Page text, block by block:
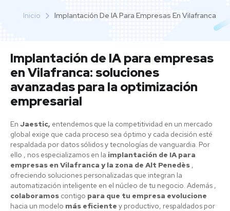
Inicio Implantación De IA Para Empresas En Vilafranca
Implantación de IA para empresas
en Vilafranca: soluciones
avanzadas para la optimización
empresarial
En Jaestic, entendemos que la competitividad en un mercado
global exige que cada proceso sea óptimo y cada decisión esté
respaldada por datos sólidos y tecnologías de vanguardia. Por
ello , nos especializamos en la implantación de IA para
empresas en Vilafranca y la zona de Alt Penedès ,
ofreciendo soluciones personalizadas que integran la
automatización inteligente en el núcleo de tu negocio. Además ,
colaboramos contigo para que tu empresa evolucione
hacia un modelo más eficiente y productivo, respaldados por